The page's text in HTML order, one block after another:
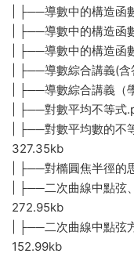
| ├──導數中的構造
| ├──導數中的構造函
| ├──導數中的構造函
| ├──導數綜合講義(
| ├──導數綜合講義（
| ├──對數平均不等式
| ├──對數平均數的不
327.35kb
| ├──對橢圓焦半徑的
| ├──二次曲線中點弦
272.95kb
| ├──二次曲線中點弦
152.99kb